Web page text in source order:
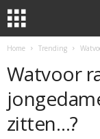
Home Trending
Watvoor
zitten…?